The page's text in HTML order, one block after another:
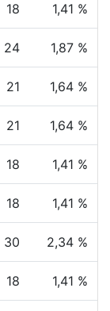
18 1,41 %
24 1,87 %
21 1,64 %
21 1,64 %
18 1,41 %
18 1,41 %
30 2,34 %
18 1,41 %